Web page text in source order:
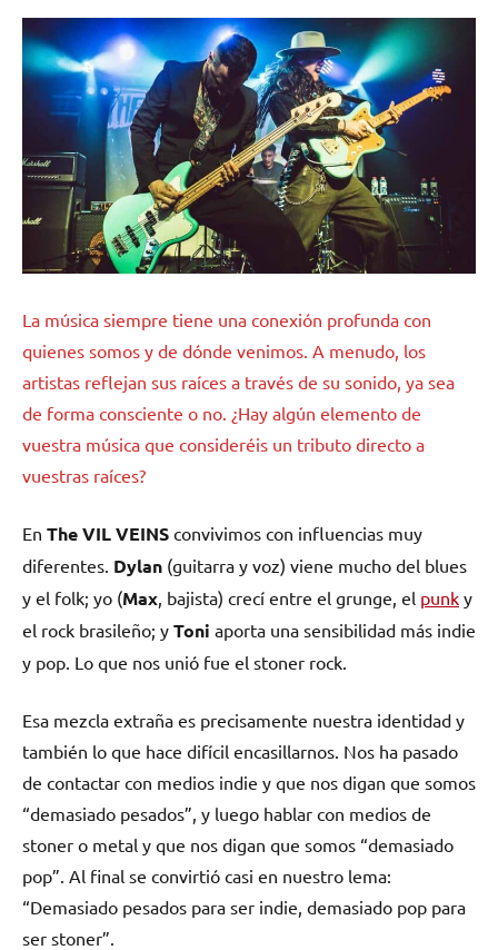
La música siempre tiene una conexión profunda con
quienes somos y de dónde venimos. A menudo, los
artistas reflejan sus raíces a través de su sonido, ya sea
de forma consciente o no. ¿Hay algún elemento de
vuestra música que consideréis un tributo directo a
vuestras raíces?
En The VIL VEINS convivimos con influencias muy
diferentes. Dylan (guitarra y voz) viene mucho del blues
y el folk; yo (Max, bajista) crecí entre el grunge, el punk y
el rock brasileño; y Toni aporta una sensibilidad más indie
y pop. Lo que nos unió fue el stoner rock.
Esa mezcla extraña es precisamente nuestra identidad y
también lo que hace difícil encasillarnos. Nos ha pasado
de contactar con medios indie y que nos digan que somos
“demasiado pesados”, y luego hablar con medios de
stoner o metal y que nos digan que somos “demasiado
pop”. Al final se convirtió casi en nuestro lema:
“Demasiado pesados para ser indie, demasiado pop para
ser stoner”.